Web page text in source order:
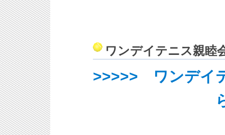
ワンデイテニス親
>>>>> ワンデイ